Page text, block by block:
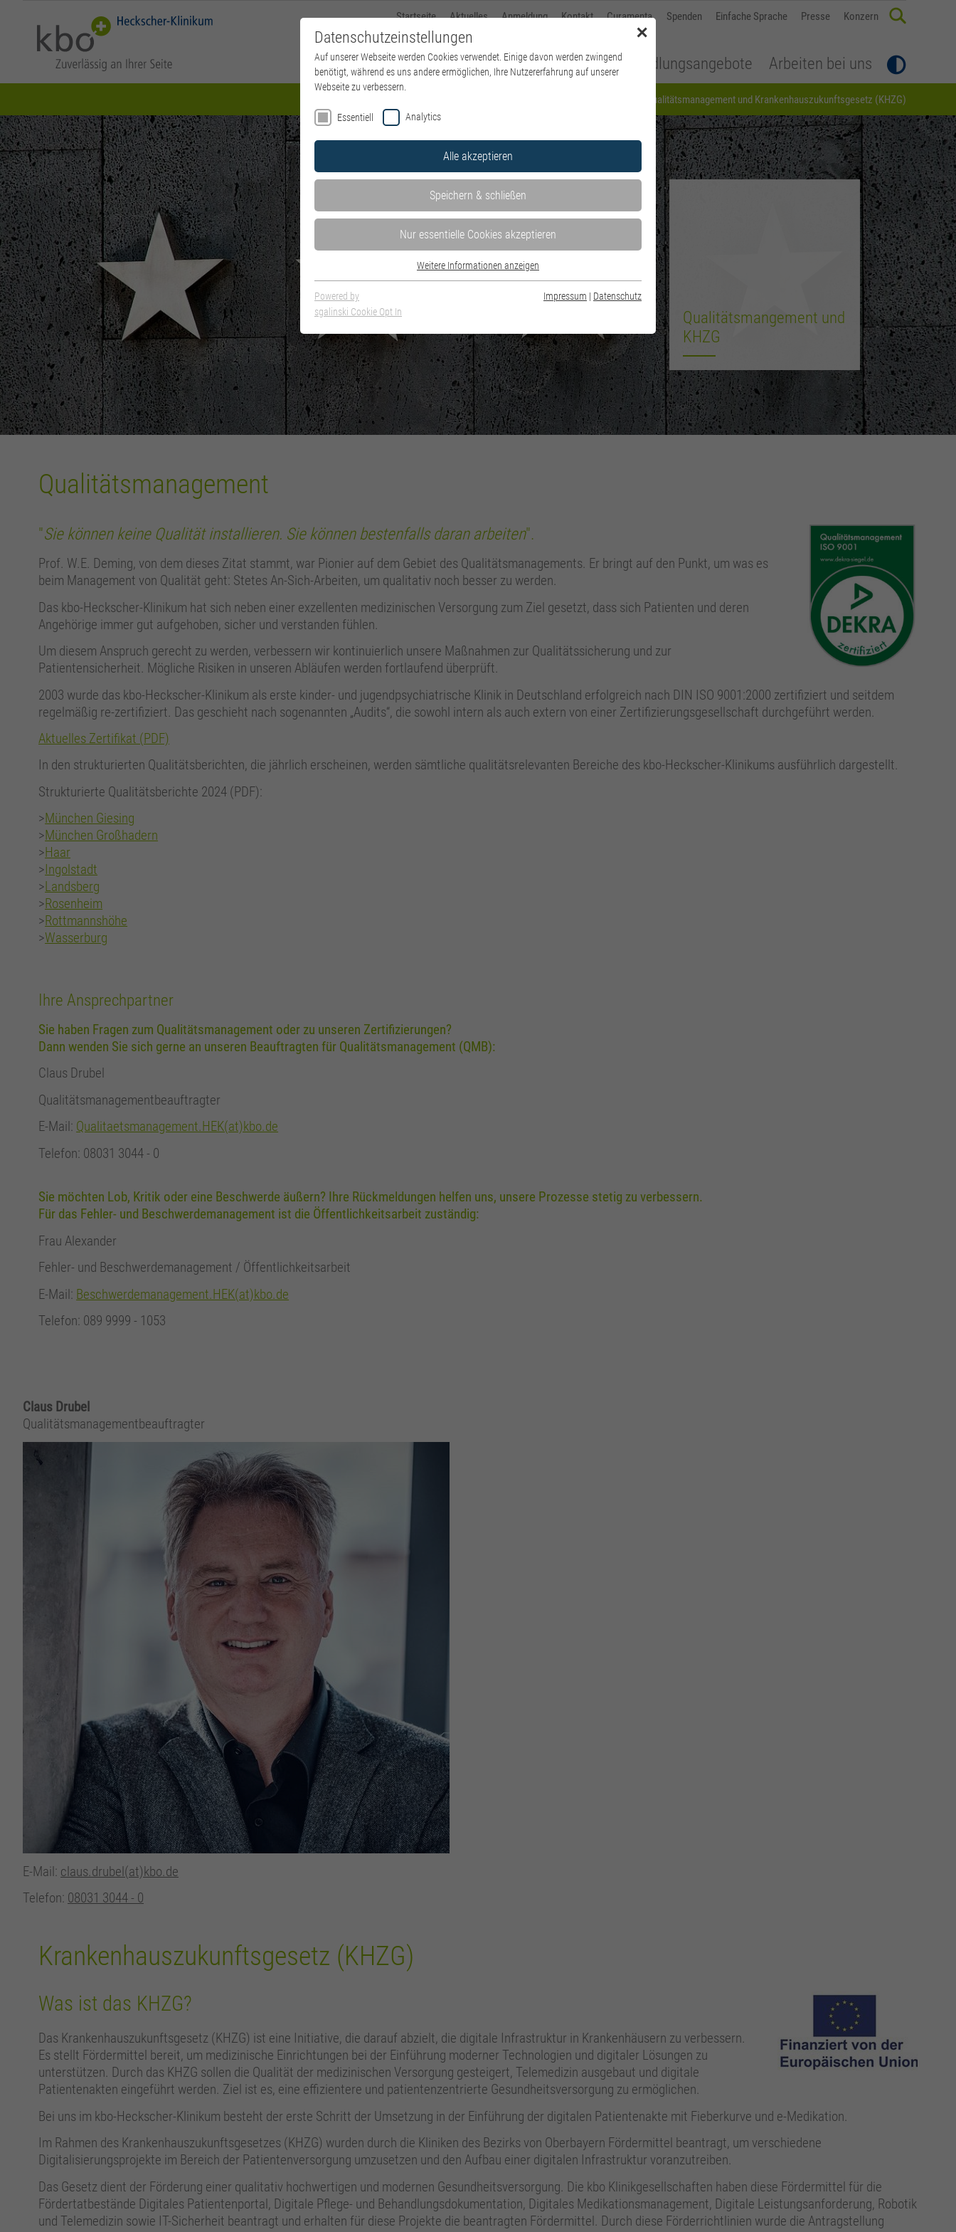
kbo-Heckscher-Klinikum Standorte Behandlungsangebote Arbeiten bei uns
Startseite Aktuelles Anmeldung Kontakt Curamenta Spenden Einfache Sprache Presse Konzern
Qualitätsmanagement und Krankenhauszukunftsgesetz (KHZG)
Qualitätsmangement und
KHZG
Qualitätsmanagement
"Sie können keine Qualität installieren. Sie können bestenfalls daran arbeiten".
Prof. W.E. Deming, von dem dieses Zitat stammt, war Pionier auf dem Gebiet des Qualitätsmanagements. Er bringt auf den Punkt, um was es
beim Management von Qualität geht: Stetes An-Sich-Arbeiten, um qualitativ noch besser zu werden.
Das kbo-Heckscher-Klinikum hat sich neben einer exzellenten medizinischen Versorgung zum Ziel gesetzt, dass sich Patienten und deren
Angehörige immer gut aufgehoben, sicher und verstanden fühlen.
Um diesem Anspruch gerecht zu werden, verbessern wir kontinuierlich unsere Maßnahmen zur Qualitätssicherung und zur
Patientensicherheit. Mögliche Risiken in unseren Abläufen werden fortlaufend überprüft.
2003 wurde das kbo-Heckscher-Klinikum als erste kinder- und jugendpsychiatrische Klinik in Deutschland erfolgreich nach DIN ISO 9001:2000 zertifiziert und seitdem
regelmäßig re-zertifiziert. Das geschieht nach sogenannten „Audits“, die sowohl intern als auch extern von einer Zertifizierungsgesellschaft durchgeführt werden.
Aktuelles Zertifikat (PDF)
In den strukturierten Qualitätsberichten, die jährlich erscheinen, werden sämtliche qualitätsrelevanten Bereiche des kbo-Heckscher-Klinikums ausführlich dargestellt.
Strukturierte Qualitätsberichte 2024 (PDF):
>München Giesing
>München Großhadern
>Haar
>Ingolstadt
>Landsberg
>Rosenheim
>Rottmannshöhe
>Wasserburg
Ihre Ansprechpartner
Sie haben Fragen zum Qualitätsmanagement oder zu unseren Zertifizierungen?
Dann wenden Sie sich gerne an unseren Beauftragten für Qualitätsmanagement (QMB):
Claus Drubel
Qualitätsmanagementbeauftragter
E-Mail: Qualitaetsmanagement.HEK(at)kbo.de
Telefon: 08031 3044 - 0
Sie möchten Lob, Kritik oder eine Beschwerde äußern? Ihre Rückmeldungen helfen uns, unsere Prozesse stetig zu verbessern.
Für das Fehler- und Beschwerdemanagement ist die Öffentlichkeitsarbeit zuständig:
Frau Alexander
Fehler- und Beschwerdemanagement / Öffentlichkeitsarbeit
E-Mail: Beschwerdemanagement.HEK(at)kbo.de
Telefon: 089 9999 - 1053
Claus Drubel
Qualitätsmanagementbeauftragter
E-Mail: claus.drubel(at)kbo.de
Telefon: 08031 3044 - 0
Krankenhauszukunftsgesetz (KHZG)
Was ist das KHZG?
Das Krankenhauszukunftsgesetz (KHZG) ist eine Initiative, die darauf abzielt, die digitale Infrastruktur in Krankenhäusern zu verbessern.
Es stellt Fördermittel bereit, um medizinische Einrichtungen bei der Einführung moderner Technologien und digitaler Lösungen zu
unterstützen. Durch das KHZG sollen die Qualität der medizinischen Versorgung gesteigert, Telemedizin ausgebaut und digitale
Patientenakten eingeführt werden. Ziel ist es, eine effizientere und patientenzentrierte Gesundheitsversorgung zu ermöglichen.
Bei uns im kbo-Heckscher-Klinikum besteht der erste Schritt der Umsetzung in der Einführung der digitalen Patientenakte mit Fieberkurve und e-Medikation.
Im Rahmen des Krankenhauszukunftsgesetzes (KHZG) wurden durch die Kliniken des Bezirks von Oberbayern Fördermittel beantragt, um verschiedene
Digitalisierungsprojekte im Bereich der Patientenversorgung umzusetzen und den Aufbau einer digitalen Infrastruktur voranzutreiben.
Das Gesetz dient der Förderung einer qualitativ hochwertigen und modernen Gesundheitsversorgung. Die kbo Klinikgesellschaften haben diese Fördermittel für die
Fördertatbestände Digitales Patientenportal, Digitale Pflege- und Behandlungsdokumentation, Digitales Medikationsmanagement, Digitale Leistungsanforderung, Robotik
und Telemedizin sowie IT-Sicherheit beantragt und erhalten für diese Projekte die beantragten Fördermittel. Durch diese Förderrichtlinien wurde die Antragstellung
✕
Datenschutzeinstellungen
Auf unserer Webseite werden Cookies verwendet. Einige davon werden zwingend
benötigt, während es uns andere ermöglichen, Ihre Nutzererfahrung auf unserer
Webseite zu verbessern.
Essentiell Analytics
Alle akzeptieren
Speichern & schließen
Nur essentielle Cookies akzeptieren
Essentielle Cookies werden für grundlegende Funktionen der Webseite benötigt.
Dadurch ist gewährleistet, dass die Webseite einwandfrei funktioniert.
Analytics
Diese Gruppe beinhaltet alle Skripte für analytisches Tracking und zugehörige
Cookies. Es hilft uns die Nutzererfahrung der Website zu verbessern.
Name
Name _gid
Laufzeit
Zweck Wird zur Unterscheidung von Benutzern verwendet.
Name _gat_UA_161657597_3
Laufzeit 1 Minute
Cookie-Informationen anzeigen
Weitere Informationen anzeigen
Powered by
sgalinski Cookie Opt In
Impressum | Datenschutz